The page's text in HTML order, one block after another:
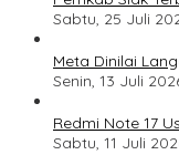
Sabtu, 25 Juli
Meta Dinilai
Senin, 13 Juli
Redmi Note 17
Sabtu, 11 Juli